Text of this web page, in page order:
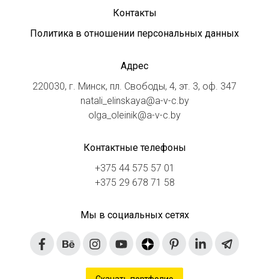
Контакты
Политика в отношении персональных данных
Адрес
220030, г. Минск, пл. Свободы, 4, эт. 3, оф. 347
natali_elinskaya@a-v-c.by
olga_oleinik@a-v-c.by
Контактные телефоны
+375 44 575 57 01
+375 29 678 71 58
Мы в социальных сетях